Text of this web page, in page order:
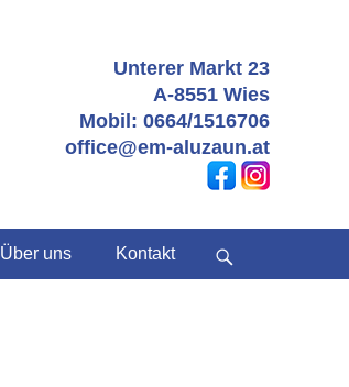
Unterer Markt 23
A-8551 Wies
Mobil: 0664/1516706
office@em-aluzaun.at
Über uns Kontakt